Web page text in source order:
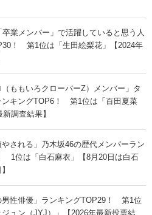
卒業メンバー」で活躍していると思う人
！ 第1位は「生田絵梨花」【2024年
（ももいろクローバーZ）メンバー」タ
ンキングTOP6！ 第1位は「百田夏菜
調査結果】
やされる」乃木坂46の歴代メンバーラン
1位は「白石麻衣」【8月20日は白石
男性俳優」ランキングTOP29！ 第1位
ュン（JYJ）」【2026年最新投票結